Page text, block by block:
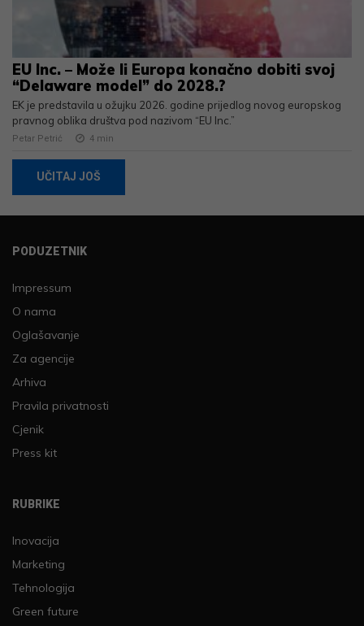
EU Inc. – Može li Europa konačno dobiti svoj
“Delaware model” do 2028.?
EK je predstavila u ožujku 2026. godine prijedlog novog europskog
pravnog oblika društva pod nazivom “EU Inc.”
Petar Petrić 4 min
UČITAJ JOŠ
PODUZETNIK
Impressum
O nama
Oglašavanje
Za agencije
Arhiva
Pravila privatnosti
Cjenik
Press kit
RUBRIKE
Inovacija
Marketing
Tehnologija
Green future